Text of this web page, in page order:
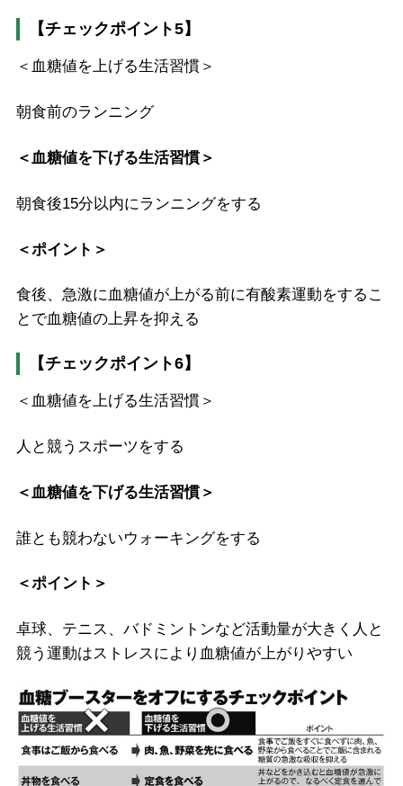
【チェックポイント5】
＜血糖値を上げる生活習慣＞
朝食前のランニング
＜血糖値を下げる生活習慣＞
朝食後15分以内にランニングをする
＜ポイント＞
食後、急激に血糖値が上がる前に有酸素運動をするこ
とで血糖値の上昇を抑える
【チェックポイント6】
＜血糖値を上げる生活習慣＞
人と競うスポーツをする
＜血糖値を下げる生活習慣＞
誰とも競わないウォーキングをする
＜ポイント＞
卓球、テニス、バドミントンなど活動量が大きく人と
競う運動はストレスにより血糖値が上がりやすい